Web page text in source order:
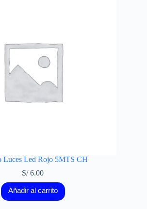
Luces Led Rojo 5MTS CH
S/6.00
Añadir al carrito